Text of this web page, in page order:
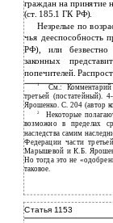
граждан на принятие
(ст. 185.1 ГК РФ).
Незрелые по
чья дееспособность
РФ), или безвестно
законных
попечителей.
1См.: Комментарий к
третьей
Ярошенко. С. 204 (автор
2Некоторые
возможно в пределах
наследства самим
Федерации части
Марышевой и К.Б.
Но тогда это не
таковое.
Статья 1153